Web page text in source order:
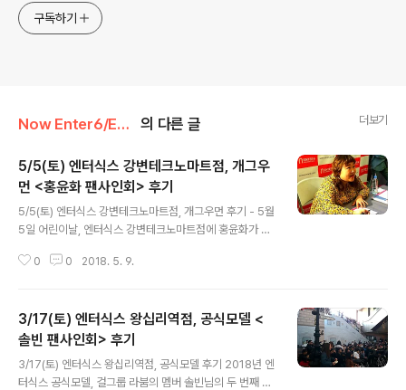
구독하기
Now Enter6/En’s Diary 의 다른 글 더보기
5/5(토) 엔터식스 강변테크노마트점, 개그우
먼 <홍윤화 팬사인회> 후기
5/5(토) 엔터식스 강변테크노마트점, 개그우먼 후기 - 5월
5일 어린이날, 엔터식스 강변테크노마트점에 홍윤화가 나
이날 어떻게 보내셨나요~~?엔실장은 강변 테크노마트점
트점 뉴발란스 매장 앞에서 진행한 어린이날인만큼 아이들
과 부모님들이 아주 많았어요~~^^ 깨톡~ "야 대박 홍윤화
엔터식스 강변에 왔어" #홍윤화 #팬사인회 #지나가다가
#대박#엔터식스 #강변테크노마트점 #실물이훨낫다 #귀
0 0 2018. 5. 9.
3/17(토) 엔터식스 왕십리역점, 공식모델 <
솔빈 팬사인회> 후기
3/17(토) 엔터식스 왕십리역점, 공식모델 후기 2018년 엔
터식스 공식모델, 걸그룹 라붐의 멤버 솔빈님의 두 번째 팬